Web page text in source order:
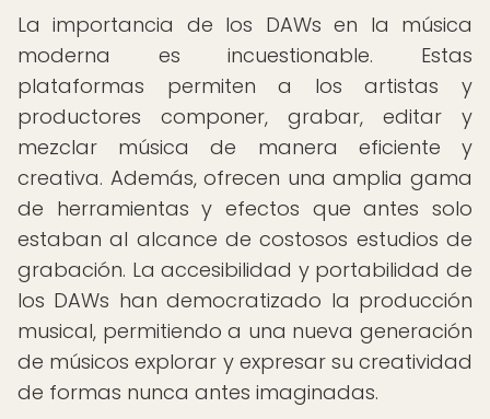
La importancia de los DAWs en la música
moderna es incuestionable. Estas
plataformas permiten a los artistas y
productores componer, grabar, editar y
mezclar música de manera eficiente y
creativa. Además, ofrecen una amplia gama
de herramientas y efectos que antes solo
estaban al alcance de costosos estudios de
grabación. La accesibilidad y portabilidad de
los DAWs han democratizado la producción
musical, permitiendo a una nueva generación
de músicos explorar y expresar su creatividad
de formas nunca antes imaginadas.